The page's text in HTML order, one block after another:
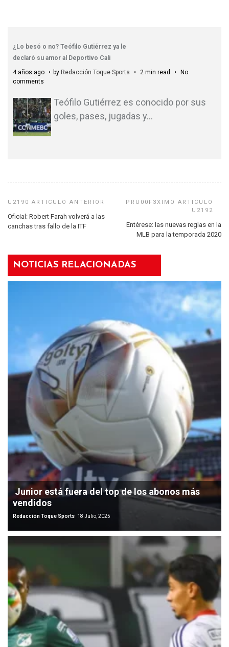
¿Lo besó o no? Teófilo Gutiérrez ya le
declaró su amor al Deportivo Cali
4 años ago
by Redacción Toque Sports 2 min read
No
comments
Teófilo Gutiérrez es conocido por sus
goles, pases, jugadas y…
Oficial: Robert Farah volverá a las
canchas tras fallo de la ITF
Entérese: las nuevas reglas en la
MLB para la temporada 2020
NOTICIAS RELACIONADAS
Junior está fuera del top de los abonos más
vendidos
Redacción Toque Sports 18 Julio, 2025